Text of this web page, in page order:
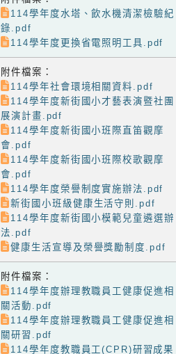
114學年度水塔、飲水機清潔檢驗紀
錄.pdf
114學年度更換省電照明工具.pdf
附件檔案：
114學年社會環境相關資料.pdf
114學年度新街國小才藝表演暨社團
展演計畫.pdf
114學年度新街國小班際直笛觀摩
會.pdf
114學年度新街國小班際校歌觀摩
會.pdf
114學年度榮譽制度實施辦法.pdf
新街國小班級健康生活守則.pdf
114學年度新街國小模範兒童遴選辦
法.pdf
健康生活宣導及榮譽獎勵制度.pdf
附件檔案：
114學年度辦理教職員工健康促進相
關活動.pdf
114學年度辦理教職員工健康促進相
關研習.pdf
114學年度教職員工(CPR)研習成果